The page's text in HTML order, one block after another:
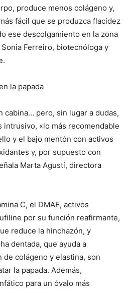
produce menos colágeno y,
fácil que se produzca flacidez
ese descolgamiento en la zona
Ferreiro, biotecnóloga y
la papada
cabina… pero, sin lugar a dudas,
intrusivo, «lo más recomendable
y el bajo mentón con activos
y, por supuesto con
Marta Agustí, directora
C, el DMAE, activos
por su función reafirmante,
reduce la hinchazón, y
dentada, que ayuda a
colágeno y elastina, son
la papada. Además,
para un óvalo más